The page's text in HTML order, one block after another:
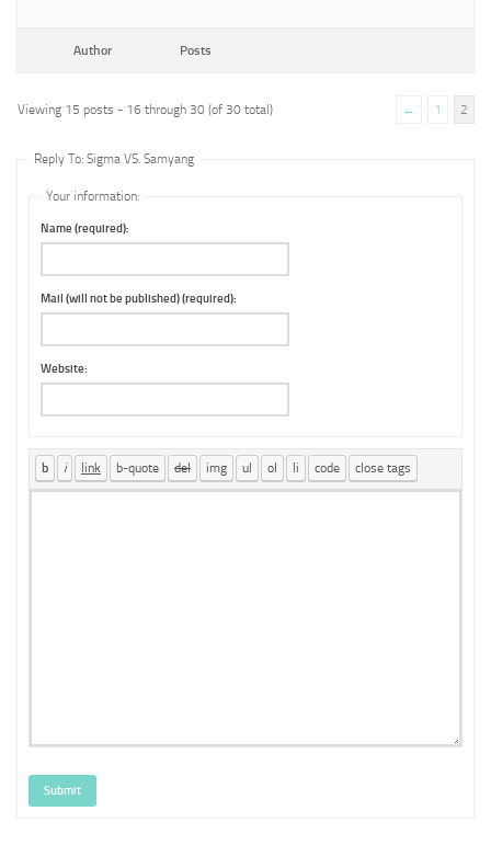
Author Posts
Viewing 15 posts - 16 through 30 (of 30 total) ← 1 2
Reply To: Sigma VS. Samyang
Your information:
Name (required):
Mail (will not be published) (required):
Website:
Submit